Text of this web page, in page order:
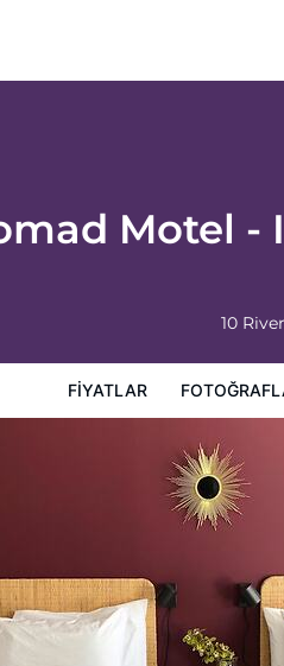
Motel -
10
FIYATLAR
- International Falls,